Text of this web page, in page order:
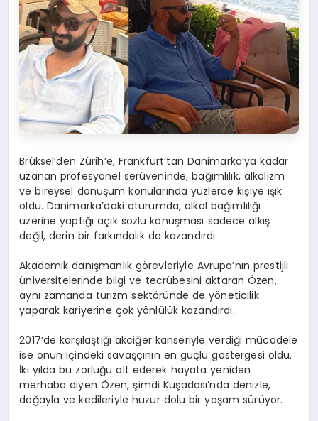
Brüksel’den Zürih’e, Frankfurt’tan Danimarka’ya kadar
uzanan profesyonel serüveninde; bağımlılık, alkolizm
ve bireysel dönüşüm konularında yüzlerce kişiye ışık
oldu. Danimarka’daki oturumda, alkol bağımlılığı
üzerine yaptığı açık sözlü konuşması sadece alkış
değil, derin bir farkındalık da kazandırdı.
Akademik danışmanlık görevleriyle Avrupa’nın prestijli
üniversitelerinde bilgi ve tecrübesini aktaran Özen,
aynı zamanda turizm sektöründe de yöneticilik
yaparak kariyerine çok yönlülük kazandırdı.
2017’de karşılaştığı akciğer kanseriyle verdiği mücadele
ise onun içindeki savaşçının en güçlü göstergesi oldu.
İki yılda bu zorluğu alt ederek hayata yeniden
merhaba diyen Özen, şimdi Kuşadası’nda denizle,
doğayla ve kedileriyle huzur dolu bir yaşam sürüyor.